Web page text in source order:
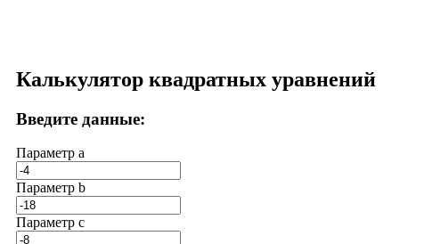
Калькулятор квадратных уравнений
Введите данные:
Параметр a
Параметр b
Параметр с